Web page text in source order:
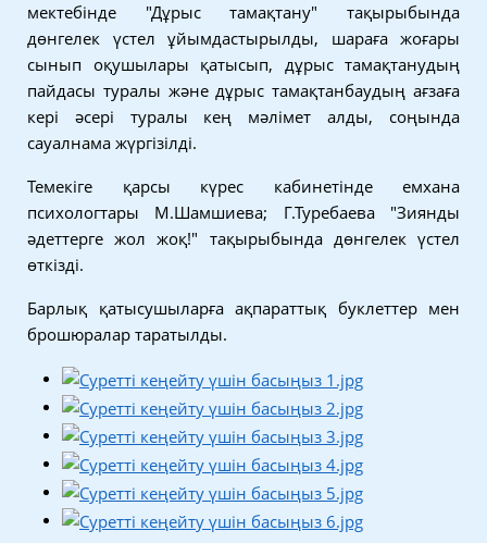
мектебінде "Дұрыс тамақтану" тақырыбында
дөнгелек үстел ұйымдастырылды, шараға жоғары
сынып оқушылары қатысып, дұрыс тамақтанудың
пайдасы туралы және дұрыс тамақтанбаудың ағзаға
кері әсері туралы кең мәлімет алды, соңында
сауалнама жүргізілді.
Темекіге қарсы күрес кабинетінде емхана
психологтары М.Шамшиева; Г.Туребаева "Зиянды
әдеттерге жол жоқ!" тақырыбында дөнгелек үстел
өткізді.
Барлық қатысушыларға ақпараттық буклеттер мен
брошюралар таратылды.